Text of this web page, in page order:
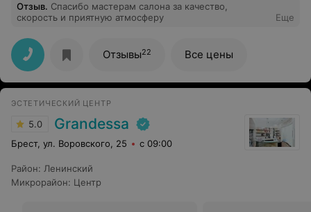
Отзыв. Спасибо мастерам салона за качество,
скорость и приятную атмосферу
Еще
Отзывы22 Все цены
ЭСТЕТИЧЕСКИЙ ЦЕНТР
5.0 Grandessa
Брест, ул. Воровского, 25 с 09:00
Район: Ленинский
Микрорайон: Центр